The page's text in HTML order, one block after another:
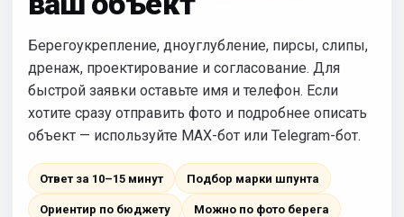
Берегоукрепление, дноуглубление, пирсы, слипы,
дренаж, проектирование и согласование. Для
быстрой заявки оставьте имя и телефон. Если
хотите сразу отправить фото и подробнее описать
объект — используйте MAX-бот или Telegram-бот.
Ответ за 10–15 минут Подбор марки шпунта
Ориентир по бюджету Можно по фото берега